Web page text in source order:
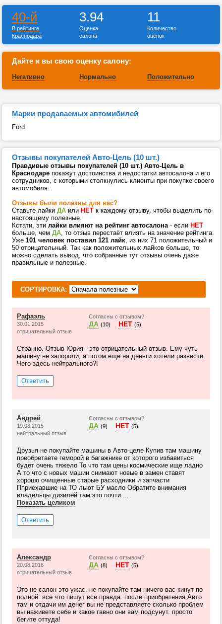
40-й
В рейтинге
Краснодара
3.94
Оценка
салона
11
Количество
оценок
Дайте и вы свою оценку салону:
Негативно Нормально Положительно
Марки продаваемых автомибилей
Ford
Отзывы покупателей Авто-Цель (10 шт.)
Правдивые отзывы покупателей (10 шт.) Авто-Цель в
Краснодаре покажут достоинства и недостатки автосалона и его
сотрудников, с которыми столкнулись клиенты при покупке своего
автомобиля.
Отзывы были полезны для вас?
Ставьте лайки ДА или НЕТ к каждому отзыву, чтобы выделить по-
настоящему полезные.
Кстати, эти лайки влияют на рейтинг автосалона- если НЕТ
больше, чем ДА, то отзыв перестаёт влиять на значение рейтинга.
Уже 101 человек поставил 121 лайк, из них 71 положительный и
50 отрицательный. Так как положительных лайков больше, то
можно сделать вывод, что собранные тут отзывы очень даже
правильные и полезные.
СОРТИРОВКА:
Рафаэль
30.01.2015
отрицательный отзыв
Согласны с отзывом?
ДА (10) НЕТ (5)
Странно. Отзыв Юрия - это отрицательный отзыв. Ему чуть
машину не запороли, а потом еще на деньги хотели развести.
Чего здесь нейтрального?!
Ответить
Андрей
19.08.2015
нейтральный отзыв
Согласны с отзывом?
ДА (9) НЕТ (5)
Друзья не покупайте машины в Авто-целе Купив там машину
преобретаете геморой в багажнике от которого избавиться
будет очень тяжело То что там цены космические ище ладно
А то что с новых машин снимают новые в замен ставят
хорошо очищенные старые расходники и запчасти
Пприехавшие на ТО льют БУ масло Обратите внимания
владельцы дизилей там это почти ...
Показать целиком
Ответить
Александр
20.08.2016
отрицательный отзыв
Согласны с отзывом?
ДА (8) НЕТ (5)
Это не салон это ужас. не покупайте там ничего вас кинут по
полной. все что пишут все правда. после приобретения Авто
там и отдачи им денег вы не представляете сколько проблем
вы наживете себе и какое гавно они вам подсунут. просто
бегите оттуда!